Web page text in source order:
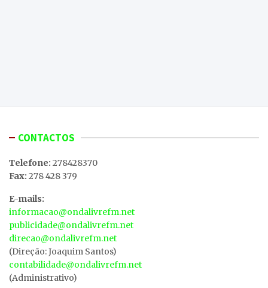
CONTACTOS
Telefone: 278428370
Fax: 278 428 379
E-mails:
informacao@ondalivrefm.net
publicidade@ondalivrefm.net
direcao@ondalivrefm.net
(Direção: Joaquim Santos)
contabilidade@ondalivrefm.net
(Administrativo)